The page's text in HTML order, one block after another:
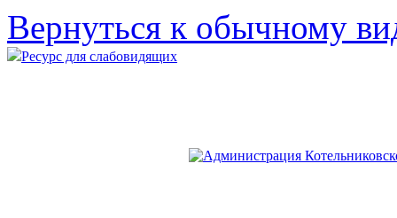
Вернуться к обычному
Ресурс для слабовидящих